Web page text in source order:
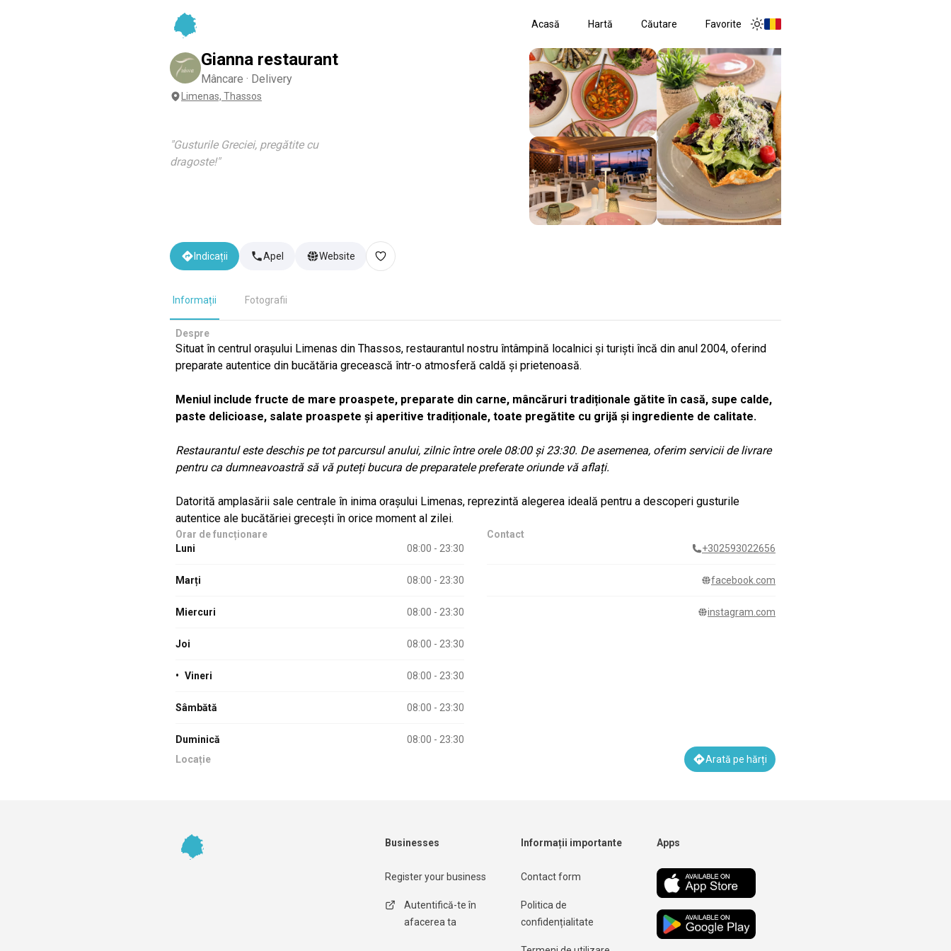
Acasă Hartă Căutare
Favorite
Gianna restaurant
Mâncare · Delivery
Limenas, Thassos
"Gusturile Greciei, pregătite cu
dragoste!"
Indicații Apel Website
Informații Fotografii
Despre
Situat în centrul orașului Limenas din Thassos, restaurantul nostru întâmpină localnici și turiști încă din anul 2004, oferind
preparate autentice din bucătăria grecească într-o atmosferă caldă și prietenoasă.
Meniul include fructe de mare proaspete, preparate din carne, mâncăruri tradiționale gătite în casă, supe calde,
paste delicioase, salate proaspete și aperitive tradiționale, toate pregătite cu grijă și ingrediente de calitate.
Restaurantul este deschis pe tot parcursul anului, zilnic între orele 08:00 și 23:30. De asemenea, oferim servicii de livrare
pentru ca dumneavoastră să vă puteți bucura de preparatele preferate oriunde vă aflați.
Datorită amplasării sale centrale în inima orașului Limenas, reprezintă alegerea ideală pentru a descoperi gusturile
autentice ale bucătăriei grecești în orice moment al zilei.
Orar de funcționare
Luni
08:00 - 23:30
Marți 08:00 - 23:30
Miercuri 08:00 - 23:30
Joi 08:00 - 23:30
• Vineri 08:00 - 23:30
Sâmbătă 08:00 - 23:30
Duminică 08:00 - 23:30
Contact
+302593022656
facebook.com
instagram.com
Locație Arată pe hărți
Businesses
Register your business
Autentifică-te în
afacerea ta
Informații importante
Contact form
Politica de
confidențialitate
Apps